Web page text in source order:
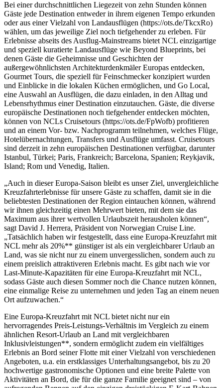
Bei einer durchschnittlichen Liegezeit von zehn Stunden können
Gäste jede Destination entweder in ihrem eigenen Tempo erkunden
oder aus einer Vielzahl von Landausflügen (https://ots.de/TkcxRo)
wählen, um das jeweilige Ziel noch tiefgehender zu erleben. Für
Erlebnisse abseits des Ausflug-Mainstreams bietet NCL einzigartige
und speziell kuratierte Landausflüge wie Beyond Blueprints, bei
denen Gäste die Geheimnisse und Geschichten der
außergewöhnlichsten Architekturdenkmäler Europas entdecken,
Gourmet Tours, die speziell für Feinschmecker konzipiert wurden
und Einblicke in die lokalen Küchen ermöglichen, und Go Local,
eine Auswahl an Ausflügen, die dazu einladen, in den Alltag und
Lebensrhythmus einer Destination einzutauchen. Gäste, die diverse
europäische Destinationen noch tiefgehender entdecken möchten,
können von NCLs Cruisetours (https://ots.de/FpWofb) profitieren
und an einem Vor- bzw. Nachprogramm teilnehmen, welches Flüge,
Hotelübernachtungen, Transfers und Ausflüge umfasst. Cruisetours
sind derzeit in zehn europäischen Destinationen verfügbar, darunter
Istanbul, Türkei; Paris, Frankreich; Barcelona, Spanien; Reykjavik,
Island; Rom und Venedig, Italien.
„Auch in dieser Europa-Saison bleibt es unser Ziel, unvergleichliche
Kreuzfahrterlebnisse für unsere Gäste zu schaffen, damit sie in die
beliebtesten Destinationen der Region eintauchen können, während
wir ihnen gleichzeitig einen Mehrwert bieten, mit dem sie das
Maximum aus ihrer wertvollen Urlaubszeit herausholen können“,
sagt David J. Herrera, Präsident von Norwegian Cruise Line.
„Tatsächlich haben wir festgestellt, dass eine Europa-Kreuzfahrt mit
NCL mehr als 20%** günstiger ist als ein vergleichbarer Urlaub an
Land, was sie nicht nur zu einem unvergesslichen, sondern auch zu
einem preislich attraktiveren Erlebnis macht. Es gibt nach wie vor
Last-Minute-Kapazitäten für eine Europa-Kreuzfahrt mit NCL,
sodass Gäste auch diesen Sommer noch die Chance nutzen können,
eine einmalige Reise zu unternehmen und jeden Tag an einem neuen
Ort aufzuwachen.“
Eine Europa-Kreuzfahrt mit NCL bietet nicht nur ein
hervorragendes Preis-Leistungs-Verhältnis im Vergleich zu einem
ähnlichen Resort-Urlaub an Land mit vergleichbaren
Inklusivleistungen**, sondern ermöglicht zudem ein vielfältiges
Erlebnis an Bord seiner Flotte mit einer Vielzahl von verschiedenen
Angeboten, u.a. ein erstklassiges Unterhaltungsangebot, bis zu 20
hochwertige gastronomische Optionen und eine breite Palette von
Aktivitäten an Bord, die für die ganze Familie geeignet sind – von